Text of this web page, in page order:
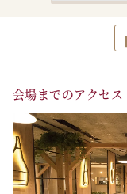
会場までのアクセス